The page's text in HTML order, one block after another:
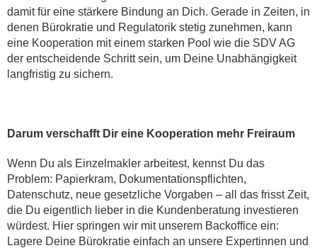
damit für eine stärkere Bindung an Dich. Gerade in Zeiten, in
denen Bürokratie und Regulatorik stetig zunehmen, kann
eine Kooperation mit einem starken Pool wie die SDV AG
der entscheidende Schritt sein, um Deine Unabhängigkeit
langfristig zu sichern.
Darum verschafft Dir eine Kooperation mehr Freiraum
Wenn Du als Einzelmakler arbeitest, kennst Du das
Problem: Papierkram, Dokumentationspflichten,
Datenschutz, neue gesetzliche Vorgaben – all das frisst Zeit,
die Du eigentlich lieber in die Kundenberatung investieren
würdest. Hier springen wir mit unserem Backoffice ein:
Lagere Deine Bürokratie einfach an unsere Expertinnen und